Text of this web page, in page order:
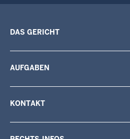
DAS GERICHT
AUFGABEN
KONTAKT